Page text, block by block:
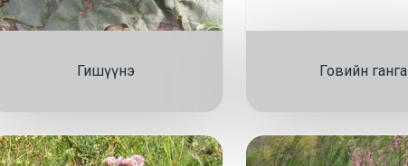
Гишүүнэ Говийн ганга